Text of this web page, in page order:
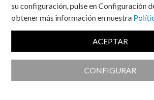
su configuración, pulse en Configuración
obtener más información en nuestra
ACEPTAR
CONFIGURAR
Tiempo en rango
eduadora en diabetes, nos
tiempo en rango y la
Autor:Susana Pica